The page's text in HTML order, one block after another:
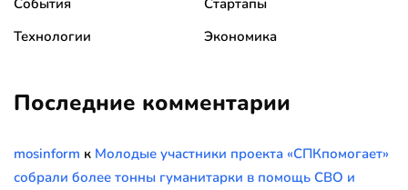
Технологии
Экономика
Последние комментарии
mosinform к Молодые участники проекта «СПКпомогает»
собрали более тонны гуманитарки в помощь СВО и